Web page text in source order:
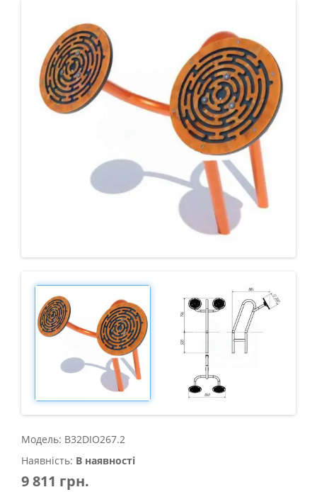
Модель: B32DIO267.2
Наявність: В наявності
9 811 грн.